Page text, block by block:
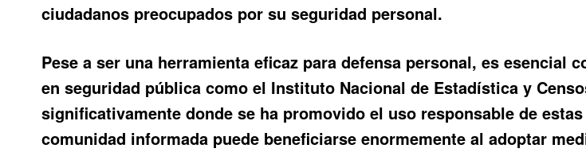
ciudadanos preocupados por su seguridad personal.
Pese a ser una herramienta eficaz para defensa personal, es esencial
en seguridad pública como el Instituto Nacional de Estadística y
significativamente donde se ha promovido el uso responsable de
comunidad informada puede beneficiarse enormemente al adoptar